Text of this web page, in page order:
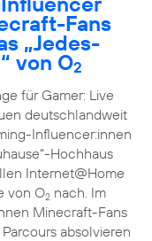
Fans
„Jedes-
von O2
für Gamer: Live
deutschlandweit
Influencer:innen
Hochhaus
Internet@Home
von O2nach. Im
Minecraft-Fans
absolvieren